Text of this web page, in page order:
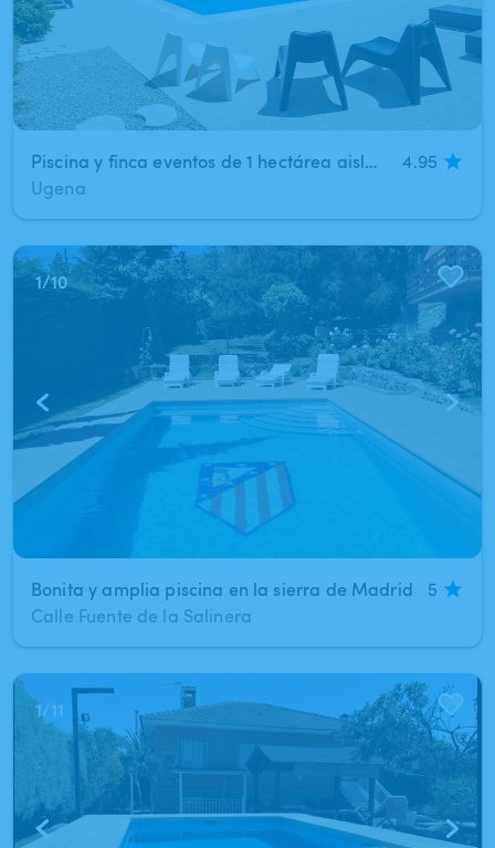
Piscina y finca eventos de 1 hectárea aislada, a 15 min de Leganés, Móstoles y Fuenlabrada
4.95
Ugena
1/10
Bonita y amplia piscina en la sierra de Madrid
5
Calle Fuente de la Salinera
1/11